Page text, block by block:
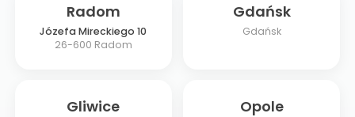
Radom
Józefa Mireckiego 10
26-600 Radom
Gdańsk
Gdańsk
Gliwice Opole